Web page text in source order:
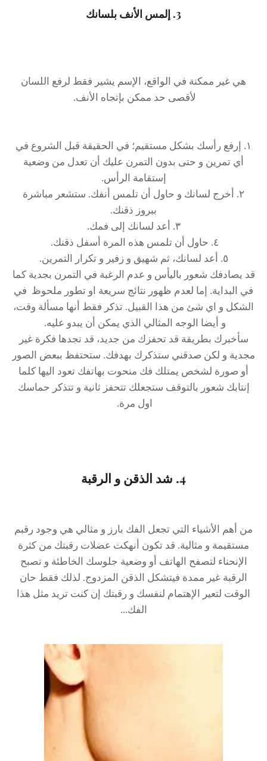
3. إلمس الأنف بلسانك
هي غير ممكنة في الواقع، الإسم يشير فقط لرفع اللسان
لأقصى حد ممكن بإتجاه الأنف.
١. إرفع رأسك بشكل مستقيم؛ في الحقيقة قبل الشروع في
أي تمرين و حتى بدون التمرن عليك أن تعدل من وضعية
إستقامة الرأس.
٢. أخرج لسانك و حاول أن تلمس أنفك. ستشعر مباشرة
ببروز ذقنك.
٣. أعد لسانك إلى فمك.
٤. حاول أن تلمس هذه المرة أسفل ذقنك.
٥. أعد لسانك، ثم شهيق و زفير و تكرار التمرين.
قد يصادفك شعور باليأس و عدم الرغبة في التمرن بجدية كما
في البداية. إما لعدم ظهور نتائج سريعة او تطور ملحوظ في
الشكل و اي شئ من هذا القبيل. تذكر فقط أنها مسألة وقت،
و أيضا الوجه المثالي الذي يمكن أن يبدو عليه.
سأخبرك بطريقة قد تحفزك من جديد، قد تجدها فكرة غير
مجدية و لكن صدقني ستذكرك بهدفك. ستحتفظ ببعض الصور
أو صورة لشخص يمتلك فك منحوت بهاتفك تعود اليها كلما
إنتابك شعور بالتوقف ستجعلك تتحفز ثانية و تتذكر حماسك
اول مرة.
4. شد الذقن و الرقبة
من أهم الأشياء التي تجعل الفك بارز و مثالي هي وجود رقبم
مستقيمة و مثالية. قد تكون أنهكت عضلات رقبتك من كثرة
الإنحناء لتصفح الهاتف أو وضعية جلوسك الخاطئة و تصبح
الرقبة غير ممدة فيتشكل الذقن المزدوج. لذلك فقط حان
الوقت لتعير الإهتمام لنفسك و رقبتك إن كنت تريد مثل هذا
الفك...